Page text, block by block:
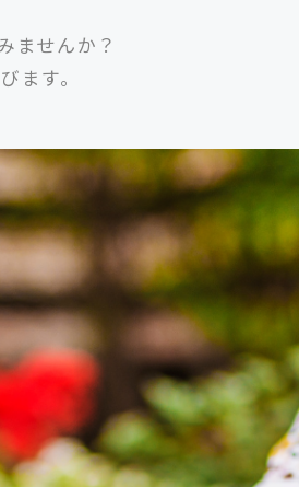
ませんか？
ます。